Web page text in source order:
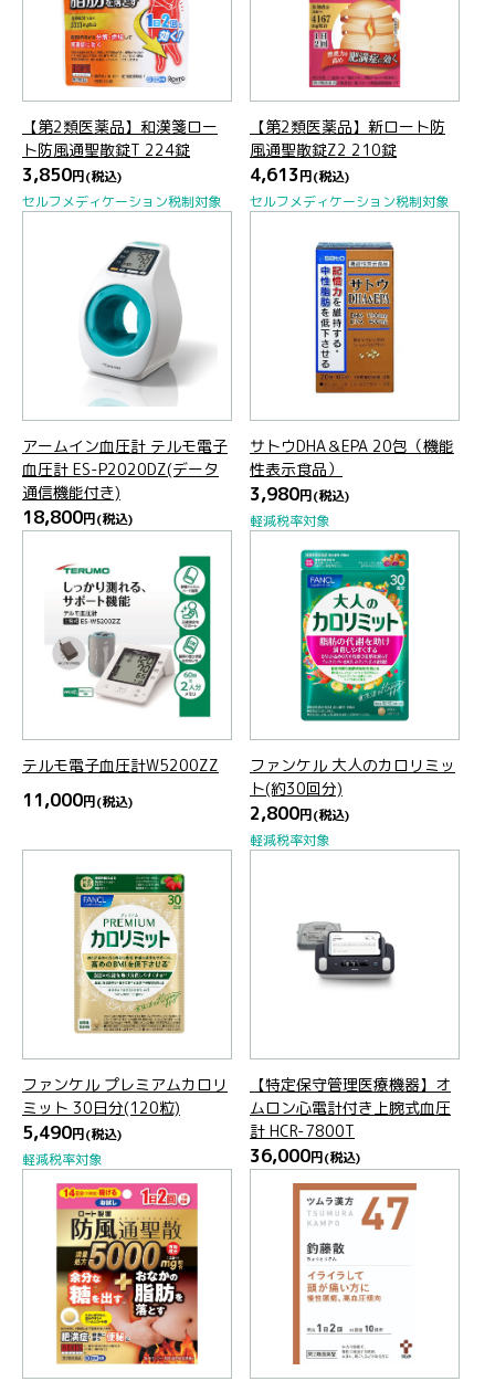
【第2類医薬品】和漢箋ロー
ト防風通聖散錠T 224錠
3,850円(税込)
セルフメディケーション税制対象
【第2類医薬品】新ロート防
風通聖散錠Z2 210錠
4,613円(税込)
セルフメディケーション税制対象
アームイン血圧計 テルモ電子
血圧計 ES-P2020DZ(データ
通信機能付き)
18,800円(税込)
サトウDHA＆EPA 20包（機能
性表示食品）
3,980円(税込)
軽減税率対象
テルモ電子血圧計W5200ZZ
11,000円(税込)
ファンケル 大人のカロリミッ
ト(約30回分)
2,800円(税込)
軽減税率対象
ファンケル プレミアムカロリ
ミット 30日分(120粒)
5,490円(税込)
軽減税率対象
【特定保守管理医療機器】オ
ムロン心電計付き上腕式血圧
計 HCR-7800T
36,000円(税込)